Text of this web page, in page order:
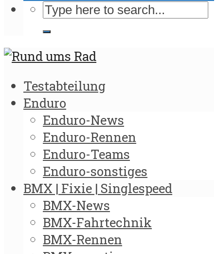
Testabteilung
Enduro
Enduro-News
Enduro-Rennen
Enduro-Teams
Enduro-sonstiges
BMX | Fixie | Singlespeed
BMX-News
BMX-Fahrtechnik
BMX-Rennen